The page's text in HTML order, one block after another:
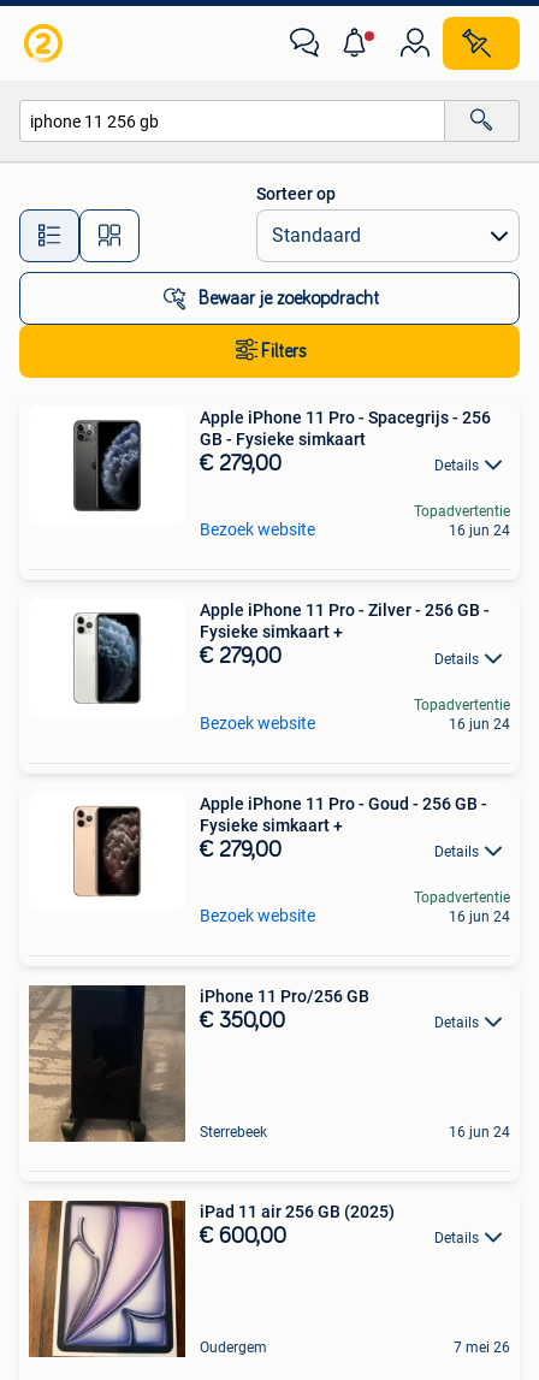
Alle afstanden…
Sorteer op
Bewaar je zoekopdracht
Filters
Apple iPhone 11 Pro - Spacegrijs - 256
GB - Fysieke simkaart
€ 279,00 Details
Bezoek website
Topadvertentie
16 jun 24
Apple iPhone 11 Pro - Zilver - 256 GB -
Fysieke simkaart +
€ 279,00 Details
Bezoek website
Topadvertentie
16 jun 24
Apple iPhone 11 Pro - Goud - 256 GB -
Fysieke simkaart +
€ 279,00 Details
Bezoek website
Topadvertentie
16 jun 24
iPhone 11 Pro/256 GB
€ 350,00 Details
Sterrebeek 16 jun 24
iPad 11 air 256 GB (2025)
€ 600,00 Details
Oudergem 7 mei 26